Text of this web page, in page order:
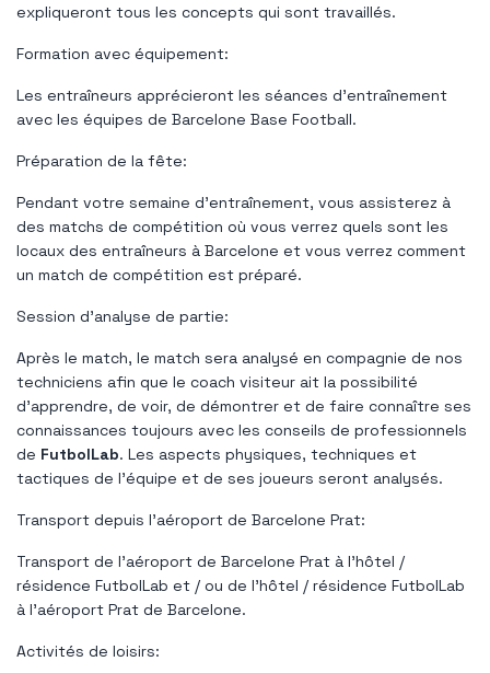
expliqueront tous les concepts qui sont travaillés.
Formation avec équipement:
Les entraîneurs apprécieront les séances d'entraînement
avec les équipes de Barcelone Base Football.
Préparation de la fête:
Pendant votre semaine d'entraînement, vous assisterez à
des matchs de compétition où vous verrez quels sont les
locaux des entraîneurs à Barcelone et vous verrez comment
un match de compétition est préparé.
Session d'analyse de partie:
Après le match, le match sera analysé en compagnie de nos
techniciens afin que le coach visiteur ait la possibilité
d'apprendre, de voir, de démontrer et de faire connaître ses
connaissances toujours avec les conseils de professionnels
de FutbolLab. Les aspects physiques, techniques et
tactiques de l'équipe et de ses joueurs seront analysés.
Transport depuis l'aéroport de Barcelone Prat:
Transport de l'aéroport de Barcelone Prat à l'hôtel /
résidence FutbolLab et / ou de l'hôtel / résidence FutbolLab
à l'aéroport Prat de Barcelone.
Activités de loisirs: